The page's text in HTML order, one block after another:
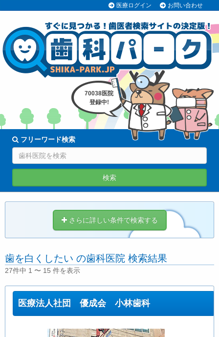
医療ログイン お問い合わせ
70038医院
登録中!
フリーワード検索
検索
さらに詳しい条件で検索する
歯を白くしたい の歯科医院 検索結果
27件中 1 〜 15 件を表示
医療法人社団 優成会 小林歯科